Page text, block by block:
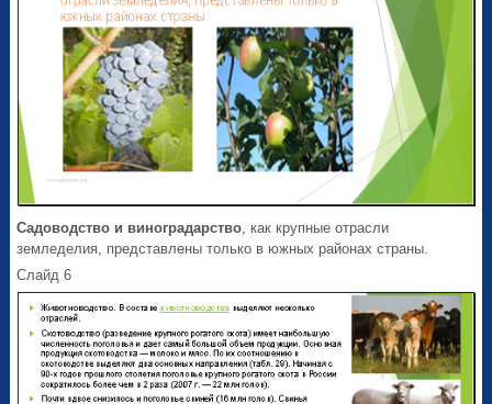
Садоводство и виноградарство, как крупные отрасли
земледелия, представлены только в южных районах страны.
Слайд 6